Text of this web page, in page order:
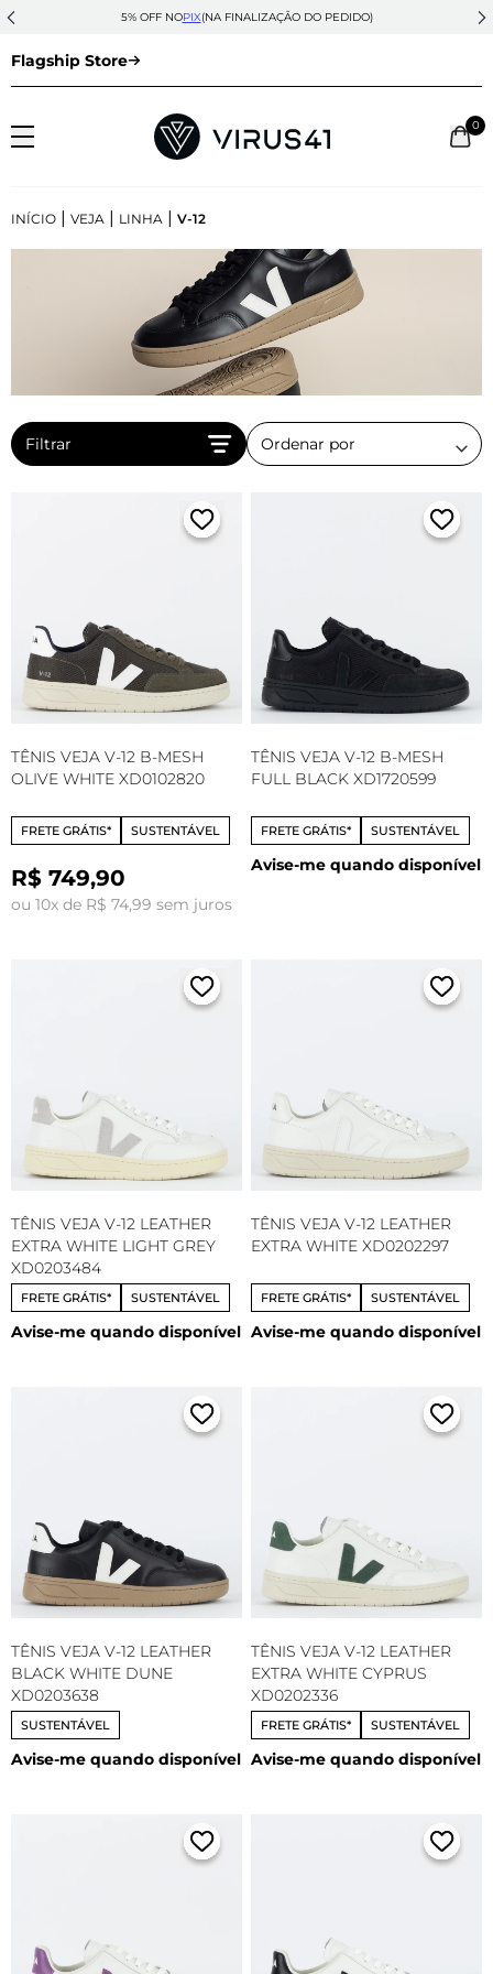
5% OFF NOPIX(NA FINALIZAÇÃO DO PEDIDO)
Flagship Store
0
INÍCIO | VEJA | LINHA | V-12
Filtrar
TÊNIS VEJA V-12 B-MESH
OLIVE WHITE XD0102820
FRETE GRÁTIS* SUSTENTÁVEL
R$ 749,90
ou 10x de R$ 74,99 sem juros
TÊNIS VEJA V-12 B-MESH
FULL BLACK XD1720599
FRETE GRÁTIS* SUSTENTÁVEL
Avise-me quando disponível
TÊNIS VEJA V-12 LEATHER
EXTRA WHITE LIGHT GREY
XD0203484
FRETE GRÁTIS* SUSTENTÁVEL
Avise-me quando disponível
TÊNIS VEJA V-12 LEATHER
EXTRA WHITE XD0202297
FRETE GRÁTIS* SUSTENTÁVEL
Avise-me quando disponível
TÊNIS VEJA V-12 LEATHER
BLACK WHITE DUNE
XD0203638
SUSTENTÁVEL
Avise-me quando disponível
TÊNIS VEJA V-12 LEATHER
EXTRA WHITE CYPRUS
XD0202336
FRETE GRÁTIS* SUSTENTÁVEL
Avise-me quando disponível